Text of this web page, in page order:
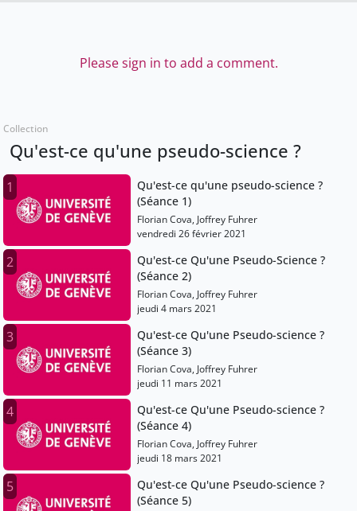
Please sign in to add a comment.
Collection
Qu'est-ce qu'une pseudo-science ?
1
Qu'est-ce qu'une pseudo-science ?
(Séance 1)
Florian Cova, Joffrey Fuhrer
vendredi 26 février 2021
2
Qu'est-ce Qu'une Pseudo-Science ?
(Séance 2)
Florian Cova, Joffrey Fuhrer
jeudi 4 mars 2021
3
Qu'est-ce Qu'une Pseudo-science ?
(Séance 3)
Florian Cova, Joffrey Fuhrer
jeudi 11 mars 2021
4
Qu'est-ce Qu'une Pseudo-science ?
(Séance 4)
Florian Cova, Joffrey Fuhrer
jeudi 18 mars 2021
5
Qu'est-ce Qu'une Pseudo-science ?
(Séance 5)